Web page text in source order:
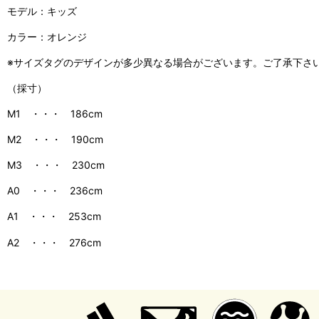
モデル：キッズ
カラー：オレンジ
※サイズタグのデザインが多少異なる場合がございます。ご了承下さ
（採寸）
M1 ・・・ 186cm
M2 ・・・ 190cm
M3 ・・・ 230cm
A0 ・・・ 236cm
A1 ・・・ 253cm
A2 ・・・ 276cm